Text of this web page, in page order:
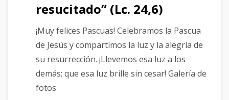
resucitado” (Lc. 24,6)
¡Muy felices Pascuas! Celebramos la Pascua
de Jesús y compartimos la luz y la alegría de
su resurrección. ¡Llevemos esa luz a los
demás; que esa luz brille sin cesar! Galería de
fotos